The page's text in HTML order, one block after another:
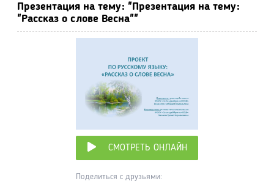
Презентация на тему: "Презентация на тему:
"Рассказ о слове Весна""
СМОТРЕТЬ ОНЛАЙН
Поделиться с друзьями: